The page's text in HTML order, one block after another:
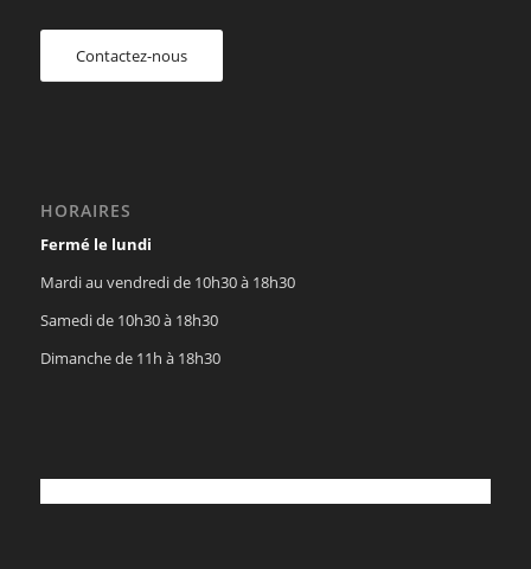
Contactez-nous
HORAIRES
Fermé le lundi
Mardi au vendredi de 10h30 à 18h30
Samedi de 10h30 à 18h30
Dimanche de 11h à 18h30